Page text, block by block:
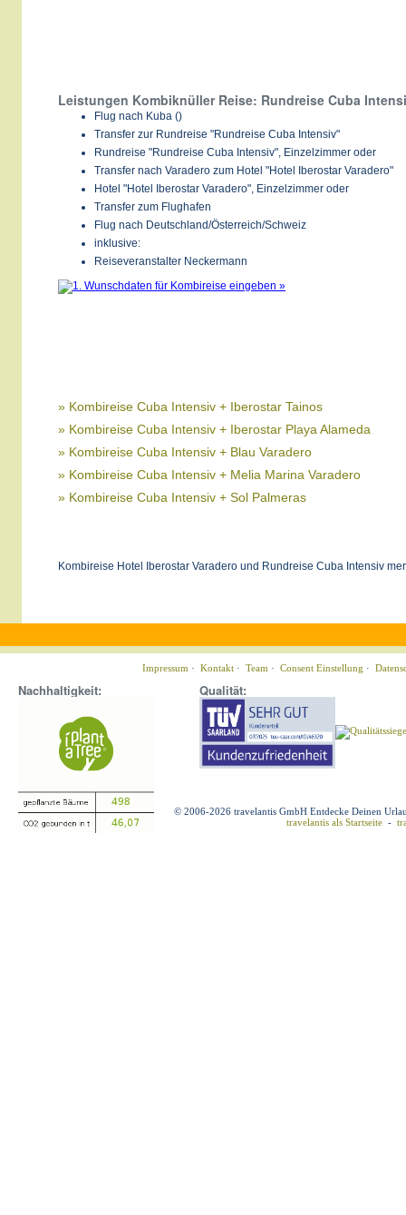
Leistungen Kombiknüller Reise: Rundreise Cuba
Flug nach Kuba ()
Transfer zur Rundreise "Rundreise Cuba Intensiv"
Rundreise "Rundreise Cuba Intensiv", Einzelzimmer oder
Transfer nach Varadero zum Hotel "Hotel Iberostar Varadero"
Hotel "Hotel Iberostar Varadero", Einzelzimmer oder
Transfer zum Flughafen
Flug nach Deutschland/Österreich/Schweiz
inklusive:
Reiseveranstalter Neckermann
» Kombireise Cuba Intensiv + Iberostar Tainos
» Kombireise Cuba Intensiv + Iberostar Playa Alameda
» Kombireise Cuba Intensiv + Blau Varadero
» Kombireise Cuba Intensiv + Melia Marina Varadero
» Kombireise Cuba Intensiv + Sol Palmeras
Kombireise Hotel Iberostar Varadero und Rundreise Cuba Intensiv
Impressum · Kontakt · Team · Consent Einstellung ·
Nachhaltigkeit: Qualität:
© 2006-2026 travelantis GmbH Entdecke Deinen
travelantis als Startseite -